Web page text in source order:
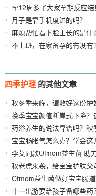
孕12周多了大家孕期反应结
月子是靠手机度过的吗？
麻烦帮忙看下脸上长的是什
不上班，在家备孕的有没有？
四季护理 的其他文章
秋冬季来临，请收好这份护
换季宝宝颜值断崖式下降？
2021/10/22
药浴养生的说法靠谱吗？秋
2021/10/20
宝宝肠胀气怎么办？学会
适
2021/10/15
李艾同款Ofmom益生菌 助
2021/10/13
秋老虎来袭，给宝宝护肤父
Ofmom益生菌做好宝宝肠
2021/09/29
十一出游要给孩子备哪些药